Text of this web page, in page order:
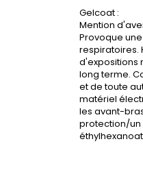
Gelcoat :
Mention
Provoque
respiratoires.
d'expositions
long terme.
et de toute
matériel
les avant-
protection/un